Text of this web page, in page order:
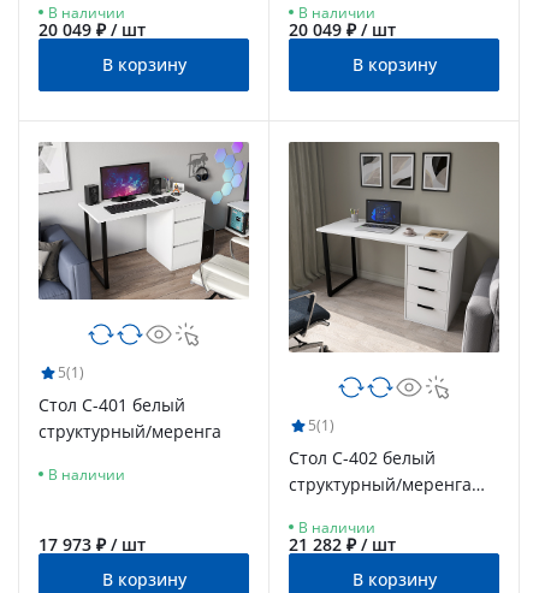
В наличии
20 049 ₽ / шт
В корзину
В наличии
20 049 ₽ / шт
В корзину
5(1)
Стол С-401 белый
структурный/меренга
В наличии
17 973 ₽ / шт
В корзину
5(1)
Стол С-402 белый
структурный/меренга
В наличии
21 282 ₽ / шт
В корзину